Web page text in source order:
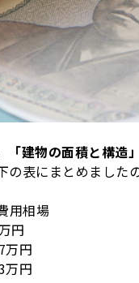
「建物の面積と構造
表にまとめました
用相場
円
万円
万円